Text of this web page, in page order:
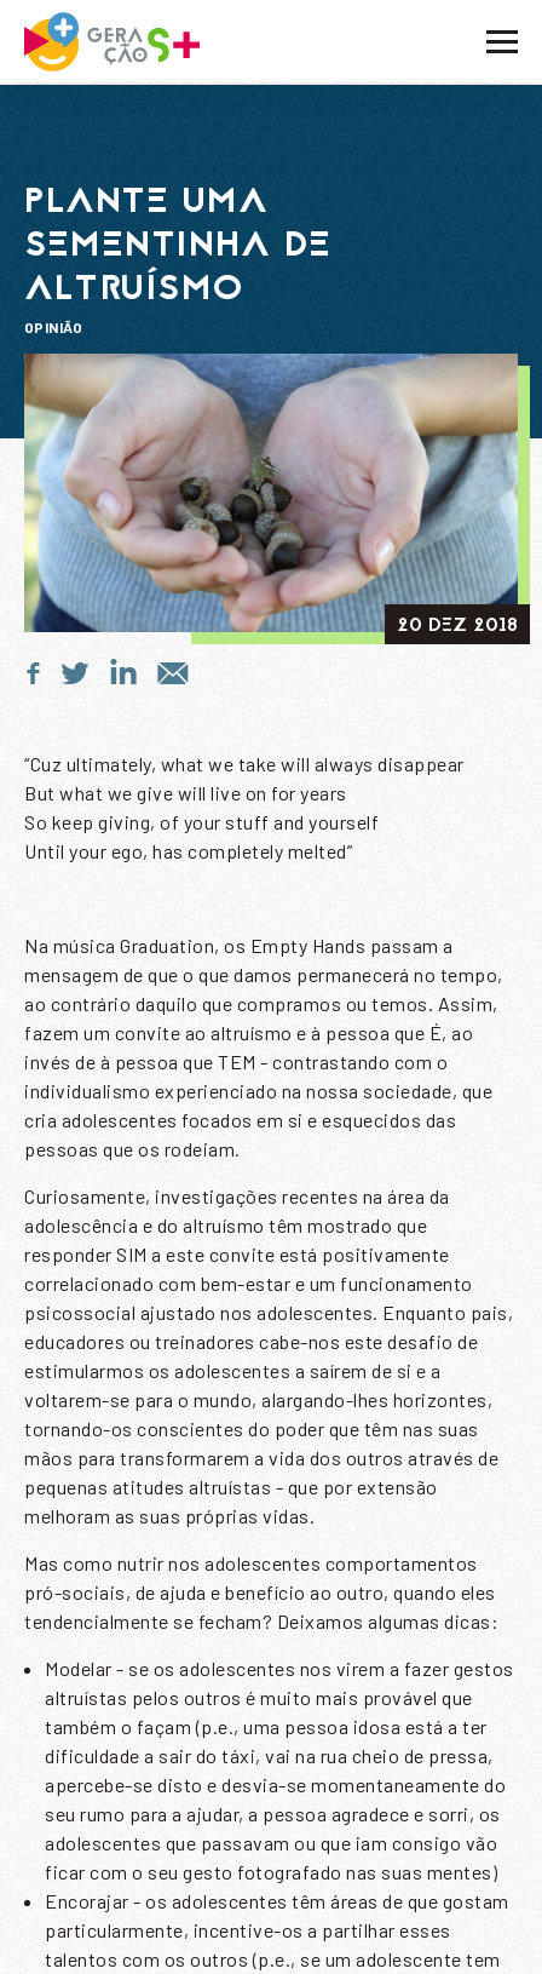
NOTÍCIAS
BLOG
PARCEIROS
CONTACTOS
PLANTE UMA
SEMENTINHA DE
ALTRUÍSMO
OPINIÃO
20 DEZ 2018
“Cuz ultimately, what we take will always disappear
But what we give will live on for years
So keep giving, of your stuff and yourself
Until your ego, has completely melted”
Na música Graduation, os Empty Hands passam a
mensagem de que o que damos permanecerá no tempo,
ao contrário daquilo que compramos ou temos. Assim,
fazem um convite ao altruísmo e à pessoa que É, ao
invés de à pessoa que TEM - contrastando com o
individualismo experienciado na nossa sociedade, que
cria adolescentes focados em si e esquecidos das
pessoas que os rodeiam.
Curiosamente, investigações recentes na área da
adolescência e do altruísmo têm mostrado que
responder SIM a este convite está positivamente
correlacionado com bem-estar e um funcionamento
psicossocial ajustado nos adolescentes. Enquanto pais,
educadores ou treinadores cabe-nos este desafio de
estimularmos os adolescentes a saírem de si e a
voltarem-se para o mundo, alargando-lhes horizontes,
tornando-os conscientes do poder que têm nas suas
mãos para transformarem a vida dos outros através de
pequenas atitudes altruístas - que por extensão
melhoram as suas próprias vidas.
Mas como nutrir nos adolescentes comportamentos
pró-sociais, de ajuda e benefício ao outro, quando eles
tendencialmente se fecham? Deixamos algumas dicas:
Modelar - se os adolescentes nos virem a fazer gestos
altruístas pelos outros é muito mais provável que
também o façam (p.e., uma pessoa idosa está a ter
dificuldade a sair do táxi, vai na rua cheio de pressa,
apercebe-se disto e desvia-se momentaneamente do
seu rumo para a ajudar, a pessoa agradece e sorri, os
adolescentes que passavam ou que iam consigo vão
ficar com o seu gesto fotografado nas suas mentes)
Encorajar - os adolescentes têm áreas de que gostam
particularmente, incentive-os a partilhar esses
talentos com os outros (p.e., se um adolescente tem
SUBSCREVER A NOSSA
NEWSLETTER
Nome*